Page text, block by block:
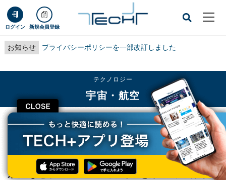
ログイン 新規会員登録
お知らせ プライバシーポリシーを一部改訂しました
CLOSE
テクノロジー
宇宙・航空
TECH+ テクノロジー
宇宙・航空
京大など、スパコン「富岳」を用いて世界最長の連星中性子星合体シミュレーシ
京大など、スパコン「富岳」を用いて世界最